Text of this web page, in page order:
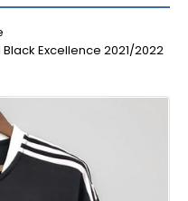
Excellence 2021/2022